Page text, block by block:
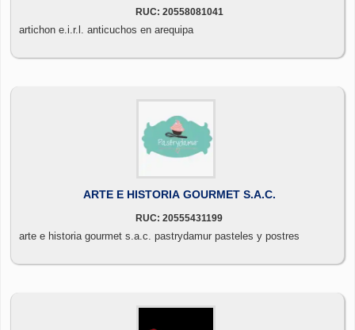
RUC: 20558081041
artichon e.i.r.l. anticuchos en arequipa
ARTE E HISTORIA GOURMET S.A.C.
RUC: 20555431199
arte e historia gourmet s.a.c. pastrydamur pasteles y postres